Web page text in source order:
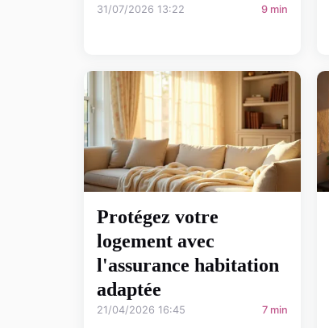
31/07/2026 13:22 9 min
Protégez votre
logement avec
l'assurance habitation
adaptée
21/04/2026 16:45 7 min